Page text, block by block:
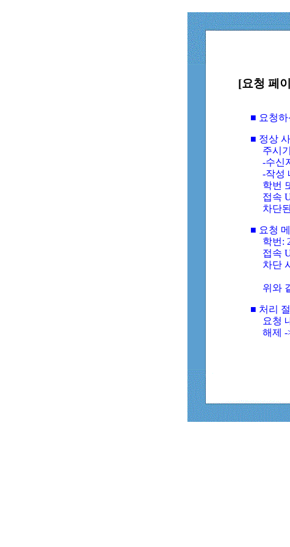
[요청 페
■ 요청
■ 정상
주시
-수신
-작성
학번
접속
차단
■ 요청
학번:
접속
차단
위와
■ 처리
요청
해제 -